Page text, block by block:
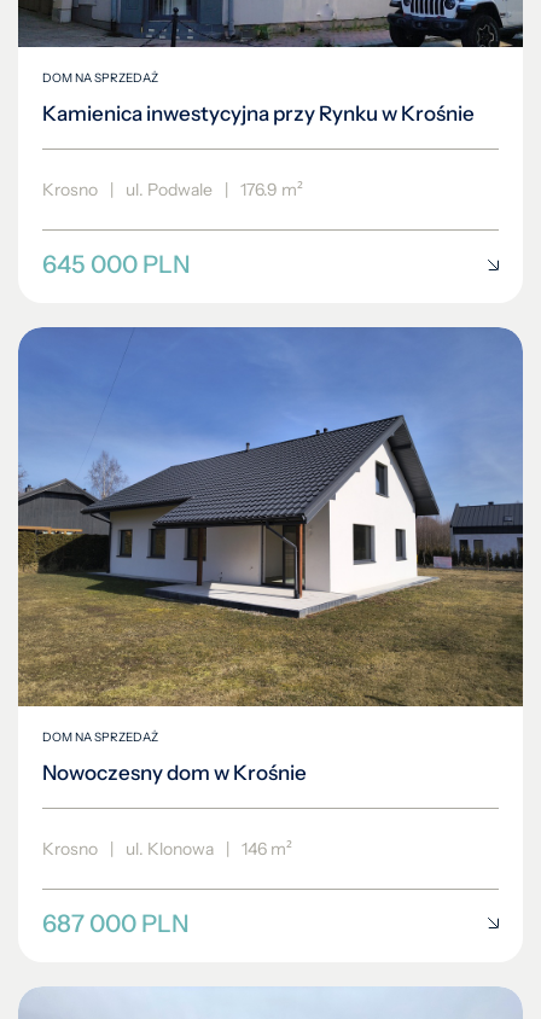
DOM NA SPRZEDAŻ
Kamienica inwestycyjna przy Rynku w Krośnie
Krosno ul. Podwale 176.9 m²
645 000 PLN
DOM NA SPRZEDAŻ
Nowoczesny dom w Krośnie
Krosno | ul. Klonowa | 146 m²
687 000 PLN